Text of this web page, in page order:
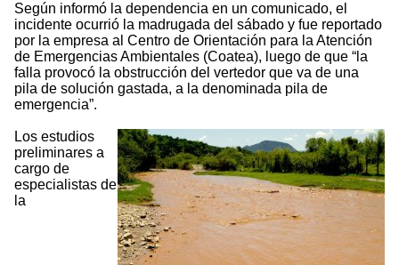
Según informó la dependencia en un comunicado, el
incidente ocurrió la madrugada del sábado y fue reportado
por la empresa al Centro de Orientación para la Atención
de Emergencias Ambientales (Coatea), luego de que “la
falla provocó la obstrucción del vertedor que va de una
pila de solución gastada, a la denominada pila de
emergencia”.
Los estudios
preliminares a
cargo de
especialistas de
la